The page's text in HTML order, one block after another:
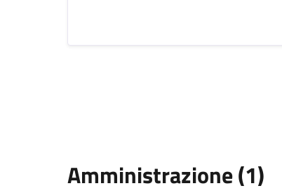
Amministrazione (1)